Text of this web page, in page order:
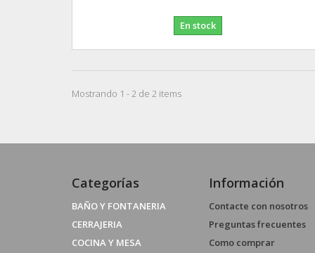
En stock
Mostrando 1 - 2 de 2 items
Categorías
BAÑO Y FONTANERIA
CERRAJERIA
COCINA Y MESA
Información
Contacte con nosotros
Preguntas frecuentes
Como comprar